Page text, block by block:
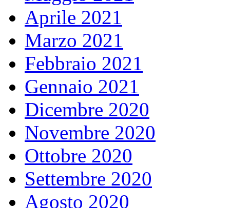
Aprile 2021
Marzo 2021
Febbraio 2021
Gennaio 2021
Dicembre 2020
Novembre 2020
Ottobre 2020
Settembre 2020
Agosto 2020